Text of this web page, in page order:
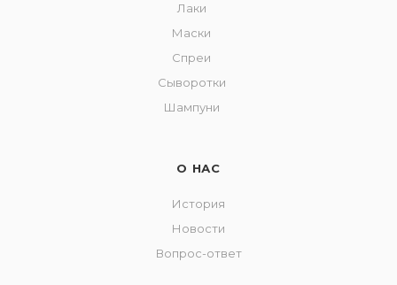
Лаки
Маски
Спреи
Сыворотки
Шампуни
О НАС
История
Новости
Вопрос-ответ